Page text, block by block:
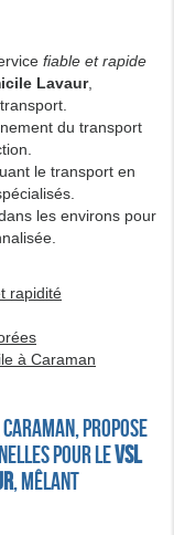
fiable et rapide
Lavaur,
du transport
le transport en
les environs pour
rapidité
à Caraman
Caraman, propose
pour leVSL
, mêlant